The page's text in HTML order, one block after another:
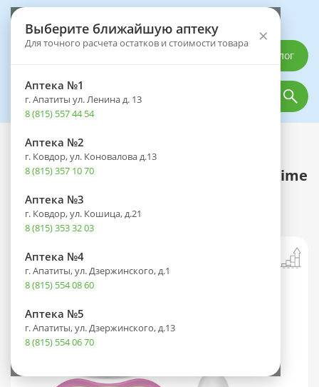
Выберите ближайшую аптеку
Для точного расчета остатков и стоимости товара ×
Аптека №1
г. Апатиты ул. Ленина д. 13
8 (815) 557 44 54
Аптека №2
г. Ковдор, ул. Коновалова д.13
8 (815) 357 10 70
Аптека №3
г. Ковдор, ул. Кошица, д.21
8 (815) 353 32 03
Аптека №4
г. Апатиты, ул. Дзержинского, д.1
8 (815) 554 08 60
Аптека №5
г. Апатиты, ул. Дзержинского, д.13
8 (815) 554 06 70
Каталог
Каталог Мама и малыш
Аксессуары для пустышек и сосок
Пустышка Авент (AVENT) ULTRA Air Lime
Пингвин/птичка (0-6 мес.) №2 д/дев.
(арт. SCF080/06)